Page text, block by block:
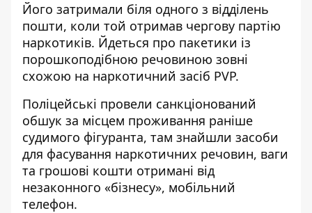
Його затримали біля одного з відділень
пошти, коли той отримав чергову партію
наркотиків. Йдеться про пакетики із
порошкоподібною речовиною зовні
схожою на наркотичний засіб PVP.
Поліцейські провели санкціонований
обшук за місцем проживання раніше
судимого фігуранта, там знайшли засоби
для фасування наркотичних речовин, ваги
та грошові кошти отримані від
незаконного «бізнесу», мобільний
телефон.